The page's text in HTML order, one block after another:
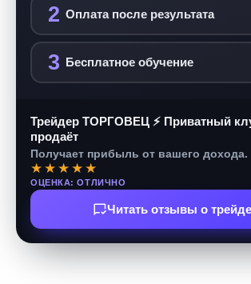
2 Оплата после результата
3 Бесплатное обучение
Трейдер ТОРГОВЕЦ ⚡ Приватный
продаёт
Получает прибыль от вашего дохода.
★★★★★
ОЦЕНКА: ОТЛИЧНО
Читать отзывы о